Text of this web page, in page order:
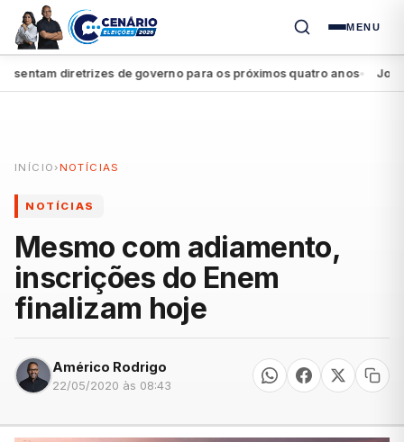
MENU
diretrizes de governo para os próximos quatro anos● João
INÍCIO › NOTÍCIAS
NOTÍCIAS
Mesmo com adiamento,
inscrições do Enem
finalizam hoje
Américo Rodrigo
22/05/2020 às 08:43